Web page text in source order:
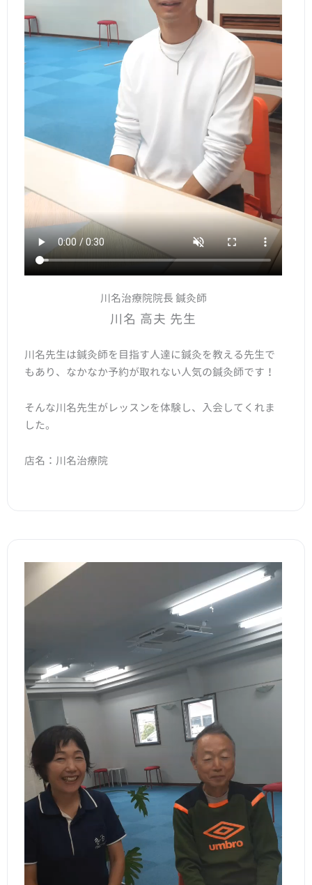
川名治療院院長 鍼灸師
川名 高夫 先生
川名先生は鍼灸師を目指す人達に鍼灸を教える先生で
もあり、なかなか予約が取れない人気の鍼灸師です！
そんな川名先生がレッスンを体験し、入会してくれま
した。
店名：川名治療院